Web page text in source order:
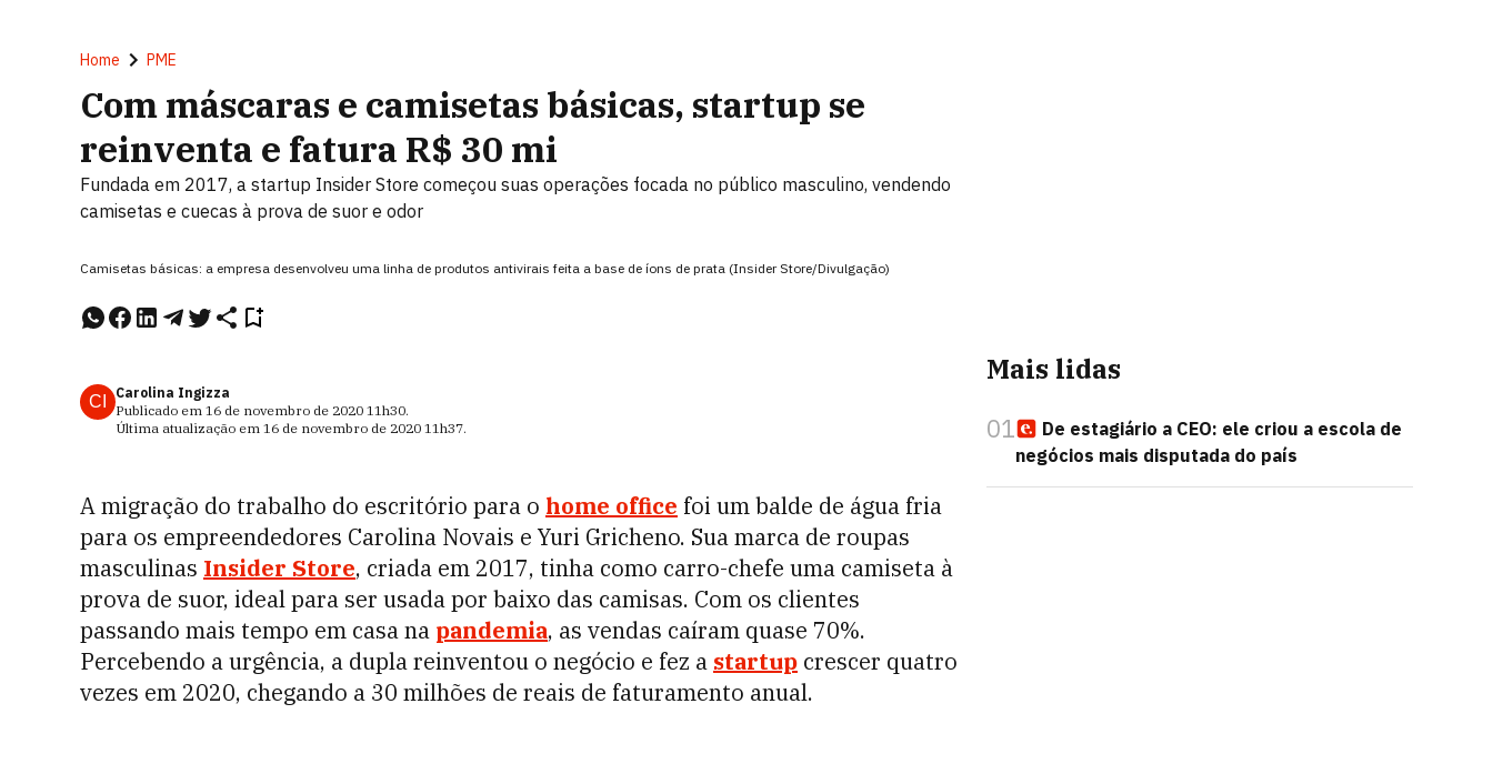
Home PME
Com máscaras e camisetas básicas, startup se
reinventa e fatura R$ 30 mi
Fundada em 2017, a startup Insider Store começou suas operações focada no público masculino, vendendo
camisetas e cuecas à prova de suor e odor
Camisetas básicas: a empresa desenvolveu uma linha de produtos antivirais feita a base de íons de prata (Insider Store/Divulgação)
CI
Carolina Ingizza
Publicado em 16 de novembro de 2020 11h30.
Última atualização em 16 de novembro de 2020 11h37.
A migração do trabalho do escritório para o home office foi um balde de água fria
para os empreendedores Carolina Novais e Yuri Gricheno. Sua marca de roupas
masculinas Insider Store, criada em 2017, tinha como carro-chefe uma camiseta à
prova de suor, ideal para ser usada por baixo das camisas. Com os clientes
passando mais tempo em casa na pandemia, as vendas caíram quase 70%.
Percebendo a urgência, a dupla reinventou o negócio e fez a startup crescer quatro
vezes em 2020, chegando a 30 milhões de reais de faturamento anual.
Mais lidas
01
De estagiário a CEO: ele criou a escola de
negócios mais disputada do país